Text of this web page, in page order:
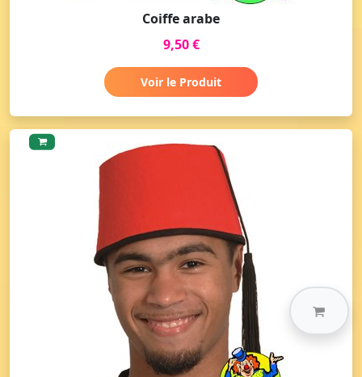
Coiffe arabe
9,50 €
Voir le Produit